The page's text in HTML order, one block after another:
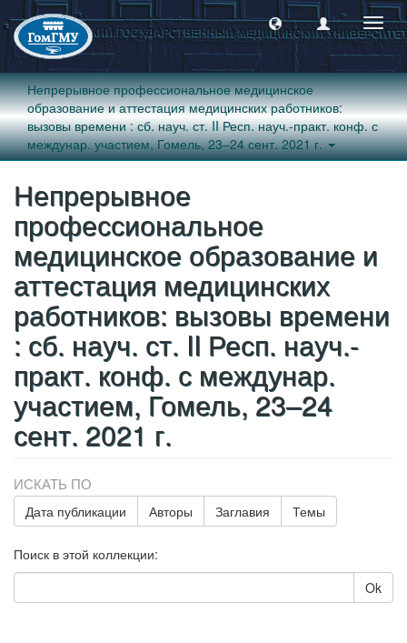
Непрерывное профессиональное медицинское
образование и аттестация медицинских работников:
вызовы времени : сб. науч. ст. II Респ. науч.-практ. конф. с
междунар. участием, Гомель, 23–24 сент. 2021 г.
Непрерывное
профессиональное
медицинское образование и
аттестация медицинских
работников: вызовы времени
: сб. науч. ст. II Респ. науч.-
практ. конф. с междунар.
участием, Гомель, 23–24
сент. 2021 г.
ИСКАТЬ ПО
Дата публикации Авторы Заглавия Темы
Поиск в этой коллекции:
Ok